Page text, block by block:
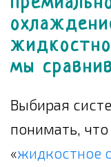
мы
Выбирая
понимать,
«жидкостное